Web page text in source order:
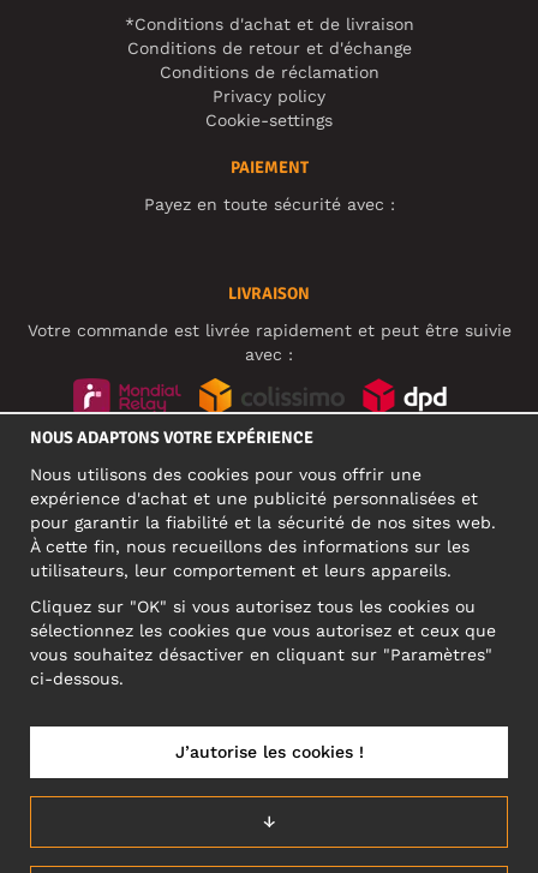
*Conditions d'achat et de livraison
Conditions de retour et d'échange
Conditions de réclamation
Privacy policy
Cookie-settings
PAIEMENT
Payez en toute sécurité avec :
LIVRAISON
Votre commande est livrée rapidement et peut être suivie
avec :
ADRESSE PROFESSIONNELLE
Narva mnt 5, EE-10117 Tallinn
Reg: 12356245
ATTENTION ! N'envoyez pas les retours de produits à cette
FRANCE/FRANÇAIS (FR)
NOUS ADAPTONS VOTRE EXPÉRIENCE
Nous utilisons des cookies pour vous offrir une
expérience d'achat et une publicité personnalisées et
pour garantir la fiabilité et la sécurité de nos sites web.
À cette fin, nous recueillons des informations sur les
utilisateurs, leur comportement et leurs appareils.
Cliquez sur "OK" si vous autorisez tous les cookies ou
sélectionnez les cookies que vous autorisez et ceux que
vous souhaitez désactiver en cliquant sur "Paramètres"
ci-dessous.
↓
J’autorise les cookies !